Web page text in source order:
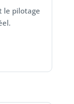
le pilotage